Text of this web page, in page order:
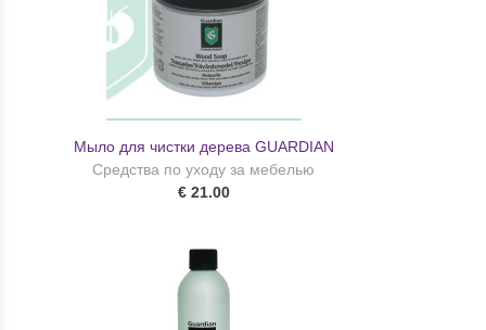
Мыло для чистки дерева GUARDIAN
Средства по уходу за мебелью
€ 21.00